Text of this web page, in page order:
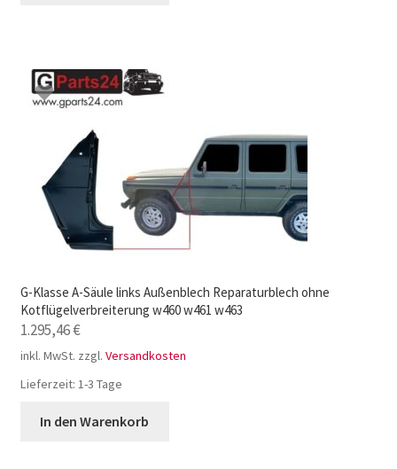
G-Klasse A-Säule links Außenblech Reparaturblech ohne
Kotflügelverbreiterung w460 w461 w463
1.295,46€
inkl. MwSt. zzgl. Versandkosten
Lieferzeit: 1-3 Tage
In den Warenkorb